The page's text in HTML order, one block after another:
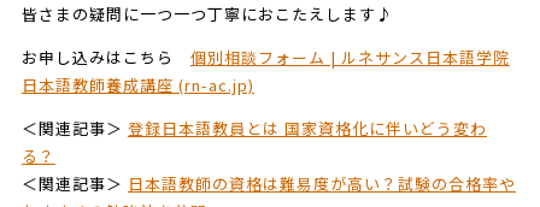
皆さまの疑問に一つ一つ丁寧におこたえします♪
お申し込みはこちら 個別相談フォーム | ルネサンス日本語学院
日本語教師養成講座 (rn-ac.jp)
＜関連記事＞ 登録日本語教員とは 国家資格化に伴いどう変わ
る？
＜関連記事＞ 日本語教師の資格は難易度が高い？試験の合格率や